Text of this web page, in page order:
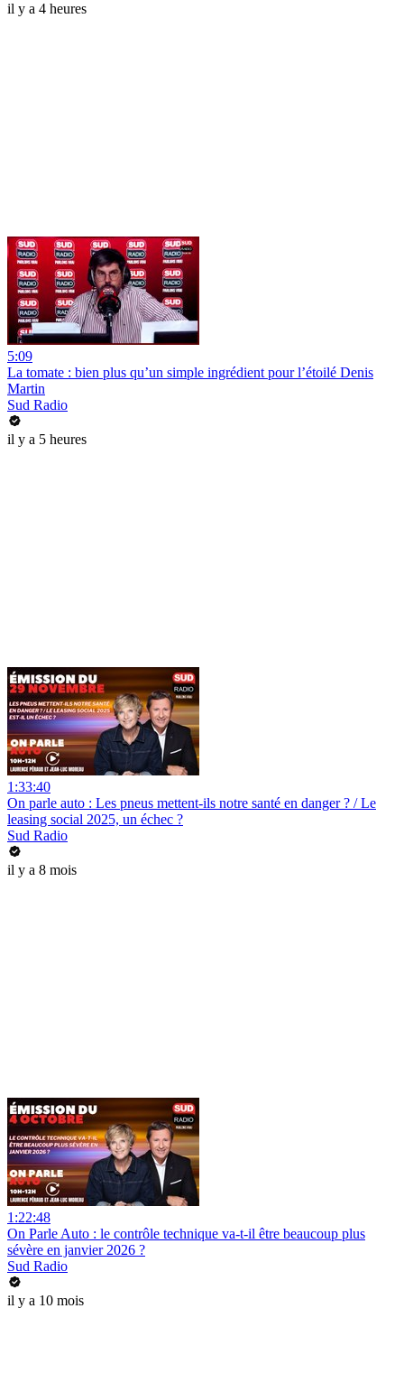
il y a 4 heures
5:09
La tomate : bien plus qu’un simple ingrédient pour l’étoilé Denis
Martin
Sud Radio
il y a 5 heures
1:33:40
On parle auto : Les pneus mettent-ils notre santé en danger ? / Le
leasing social 2025, un échec ?
Sud Radio
il y a 8 mois
1:22:48
On Parle Auto : le contrôle technique va-t-il être beaucoup plus
sévère en janvier 2026 ?
Sud Radio
il y a 10 mois